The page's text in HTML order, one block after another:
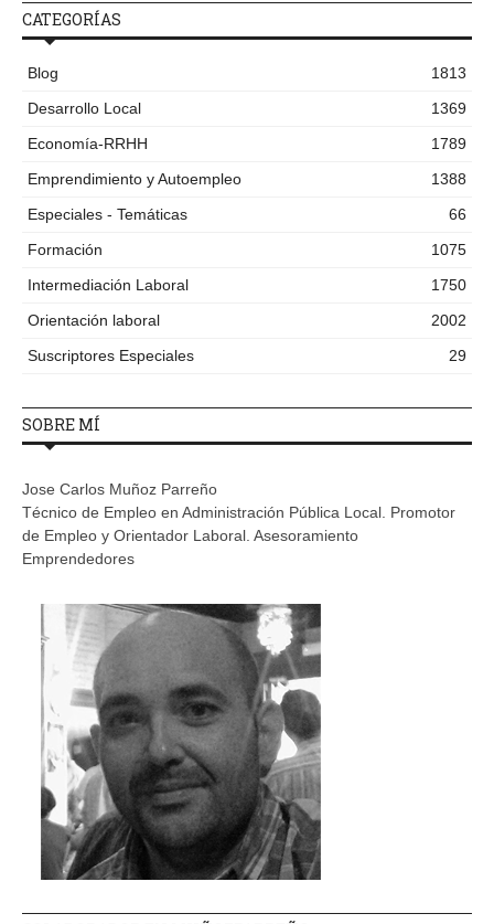
CATEGORÍAS
Blog
1813
Desarrollo Local
1369
Economía-RRHH
1789
Emprendimiento y Autoempleo
1388
Especiales - Temáticas
66
Formación
1075
Intermediación Laboral
1750
Orientación laboral
2002
Suscriptores Especiales
29
SOBRE MÍ
Jose Carlos Muñoz Parreño
Técnico de Empleo en Administración Pública Local. Promotor
de Empleo y Orientador Laboral. Asesoramiento
Emprendedores